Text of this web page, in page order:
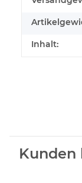
Inhalt:
Kunden